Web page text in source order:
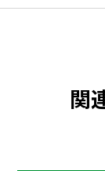
関